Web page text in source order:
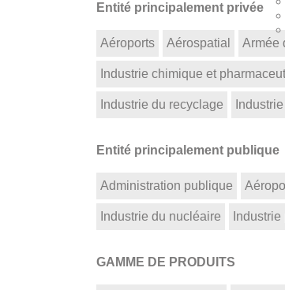
Entité principalement privée
Aéroports Aérospatial Armée
Industrie chimique et
Industrie du recyclage
Entité principalement publique
Administration publique
Industrie du nucléaire
GAMME DE PRODUITS